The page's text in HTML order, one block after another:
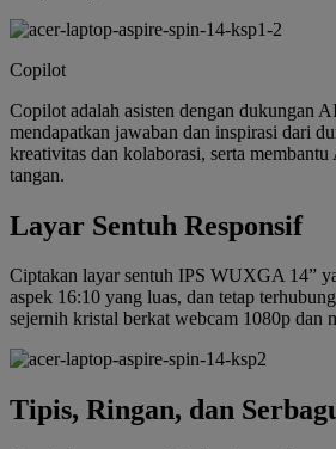
Copilot
Copilot adalah asisten dengan dukungan
mendapatkan jawaban dan inspirasi dari
kreativitas dan kolaborasi, serta
tangan.
Layar Sentuh Responsif
Ciptakan layar sentuh IPS WUXGA 14”
aspek 16:10 yang luas, dan tetap
sejernih kristal berkat webcam 1080p dan
Tipis, Ringan, dan